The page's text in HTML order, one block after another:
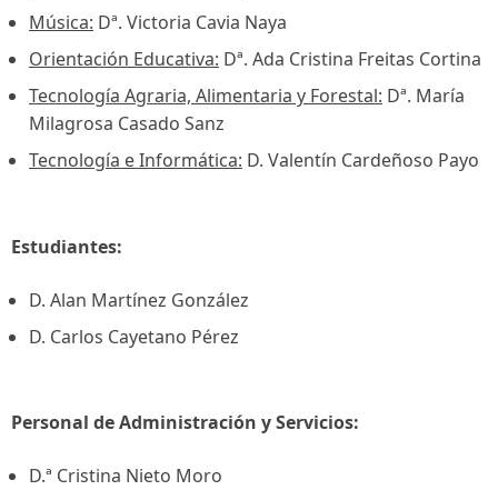
Música: Dª. Victoria Cavia Naya
Orientación Educativa: Dª. Ada Cristina Freitas Cortina
Tecnología Agraria, Alimentaria y Forestal: Dª. María
Milagrosa Casado Sanz
Tecnología e Informática: D. Valentín Cardeñoso Payo
Estudiantes:
D. Alan Martínez González
D. Carlos Cayetano Pérez
Personal de Administración y Servicios:
D.ª Cristina Nieto Moro